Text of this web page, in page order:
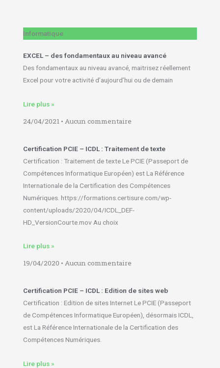
Informatique
EXCEL – des fondamentaux au niveau avancé
Des fondamentaux au niveau avancé, maitrisez réellement
Excel pour votre activité d’aujourd’hui ou de demain
Lire plus »
24/04/2021 Aucun commentaire
Certification PCIE – ICDL : Traitement de texte
Certification : Traitement de texte Le PCIE (Passeport de
Compétences Informatique Européen) est La Référence
Internationale de la Certification des Compétences
Numériques. https://formations.certisure.com/wp-
content/uploads/2020/04/ICDL_DEF-
HD_VersionCourte.mov Au choix
Lire plus »
19/04/2020 Aucun commentaire
Certification PCIE – ICDL : Edition de sites web
Certification : Edition de sites Internet Le PCIE (Passeport
de Compétences Informatique Européen), désormais ICDL,
est La Référence Internationale de la Certification des
Compétences Numériques.
Lire plus »